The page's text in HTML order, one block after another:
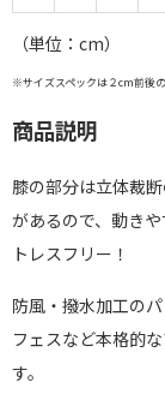
（単位：cm）
※サイズスペックは２cm前後
商品説明
膝の部分は立体裁
があるので、動き
トレスフリー！
防風・撥水加工の
フェスなど本格的
す。